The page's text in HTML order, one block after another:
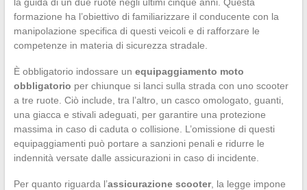
formazione ha l’obiettivo di familiarizzare il conducente con la
manipolazione specifica di questi veicoli e di rafforzare le
competenze in materia di sicurezza stradale.
È obbligatorio indossare un equipaggiamento moto
obbligatorio per chiunque si lanci sulla strada con uno scooter
a tre ruote. Ciò include, tra l’altro, un casco omologato, guanti,
una giacca e stivali adeguati, per garantire una protezione
massima in caso di caduta o collisione. L’omissione di questi
equipaggiamenti può portare a sanzioni penali e ridurre le
indennità versate dalle assicurazioni in caso di incidente.
Per quanto riguarda l’assicurazione scooter, la legge impone